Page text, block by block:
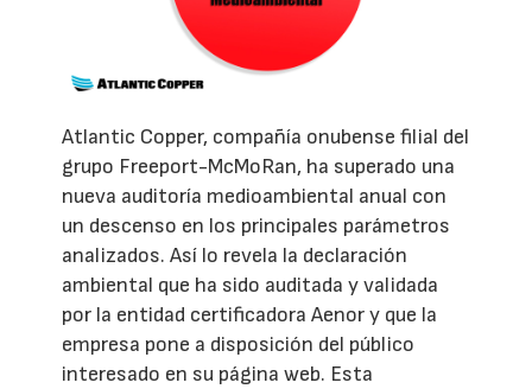
Atlantic Copper, compañía onubense filial del
grupo Freeport-McMoRan, ha superado una
nueva auditoría medioambiental anual con
un descenso en los principales parámetros
analizados. Así lo revela la declaración
ambiental que ha sido auditada y validada
por la entidad certificadora Aenor y que la
empresa pone a disposición del público
interesado en su página web. Esta